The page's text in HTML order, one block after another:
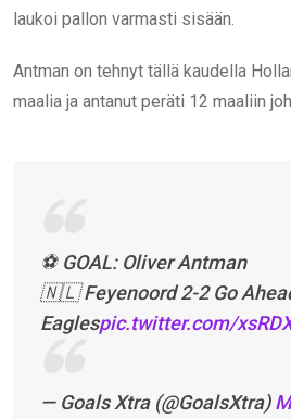
laukoi pallon varmasti sisään.
Antman on tehnyt tällä kaudella
maalia ja antanut peräti 12 maaliin
⚽️ GOAL: Oliver Antman
🇳🇱 Feyenoord 2-2 Go
Eaglespic.twitter.com/
— Goals Xtra (@GoalsXtra)